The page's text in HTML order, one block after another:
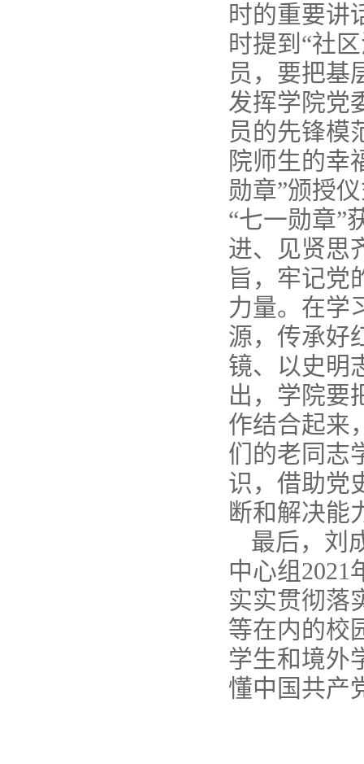
时的重要讲
时提到“社
员，要把基
发挥学院党
员的先锋模
院师生的幸
勋章”颁授
“七一勋章”
进、见贤思
旨，牢记党
力量。在学
源，传承好
镜、以史明
出，学院要
作结合起来
们的老同志
识，借助党
断和解决能
最后，刘
中心组2021
实实贯彻落
等在内的校
学生和境外
懂中国共产